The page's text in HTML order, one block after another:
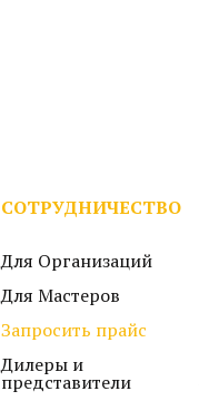
СОТРУДНИЧЕСТВО
Для Организаций
Для Мастеров
Запросить прайс
Дилеры и
представители